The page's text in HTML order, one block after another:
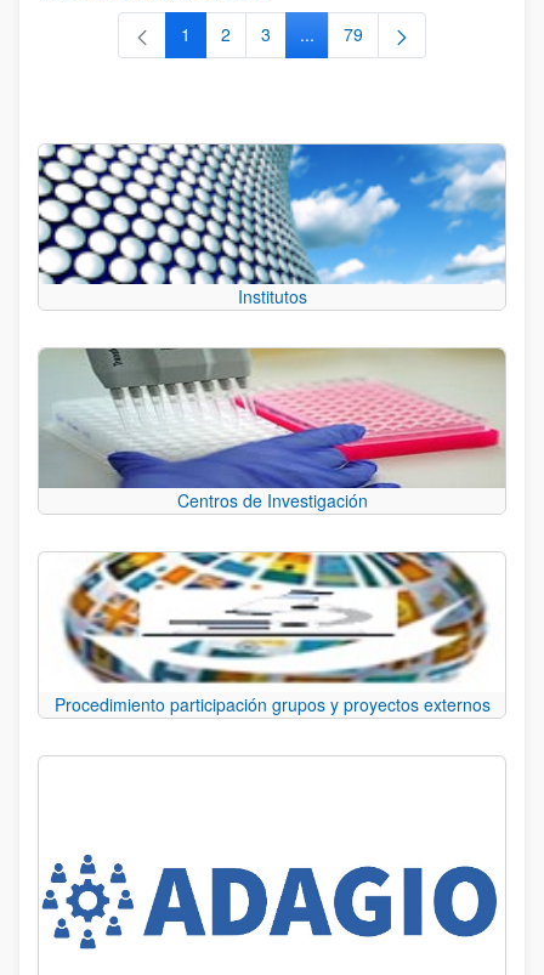
Página
1 Página
2 Página
3 ...Páginas intermedias Use TAB
Página
79
Institutos
Centros de Investigación
Procedimiento participación grupos y proyectos externos